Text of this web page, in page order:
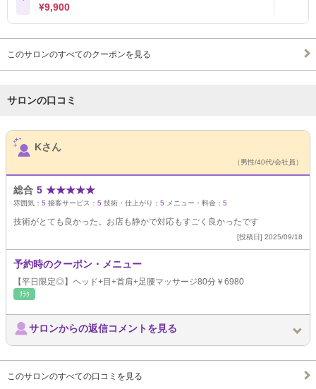
¥9,900
このサロンのすべてのクーポンを見る
サロンの口コミ
サロンPick Up
Kさん
（男性/40代/会社員）
総合 5 ★★★★★
雰囲気： 5 接客サービス： 5 技術・仕上がり： 5 メニュー・料金： 5
技術がとても良かった。お店も静かで対応もすごく良かったです
[投稿日] 2025/09/18
予約時のクーポン・メニュー
【平日限定◎】ヘッド+目+首肩+足腰マッサージ80分￥6980
ﾘﾗｸ
サロンからの返信コメントを見る
このサロンのすべての口コミを見る